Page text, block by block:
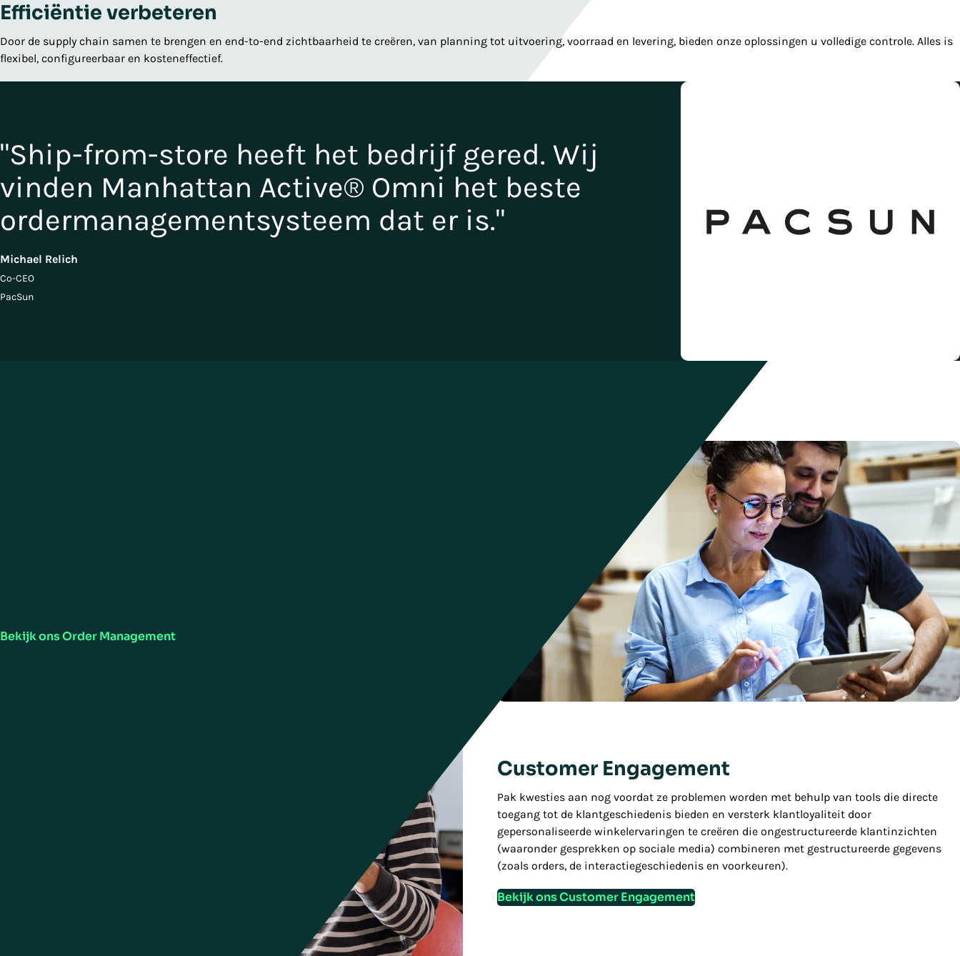
Efficiëntie verbeteren
Door de supply chain samen te brengen en end-to-end zichtbaarheid te creëren, van planning tot uitvoering, voorraad en levering, bieden onze oplossingen u volledige controle. Alles is
flexibel, configureerbaar en kosteneffectief.
"Ship-from-store heeft het bedrijf gered. Wij
vinden Manhattan Active® Omni het beste
ordermanagementsysteem dat er is."
Michael Relich
Co-CEO
PacSun
Bekijk ons Order Management
Customer Engagement
Pak kwesties aan nog voordat ze problemen worden met behulp van tools die directe
toegang tot de klantgeschiedenis bieden en versterk klantloyaliteit door
gepersonaliseerde winkelervaringen te creëren die ongestructureerde klantinzichten
(waaronder gesprekken op sociale media) combineren met gestructureerde gegevens
(zoals orders, de interactiegeschiedenis en voorkeuren).
Bekijk ons Customer Engagement